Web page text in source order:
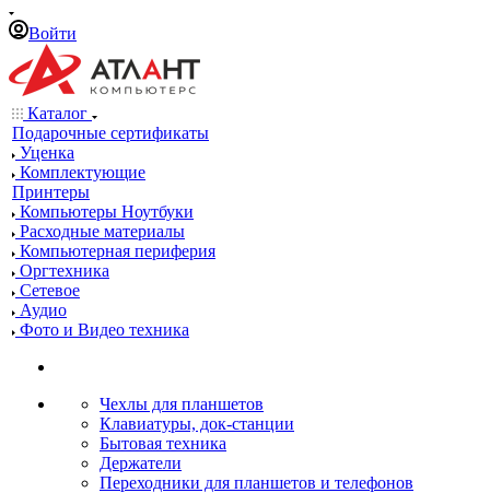
Войти
Каталог
Подарочные сертификаты
Уценка
Комплектующие
Принтеры
Компьютеры Ноутбуки
Расходные материалы
Компьютерная периферия
Оргтехника
Сетевое
Аудио
Фото и Видео техника
Чехлы для планшетов
Клавиатуры, док-станции
Бытовая техника
Держатели
Переходники для планшетов и телефонов